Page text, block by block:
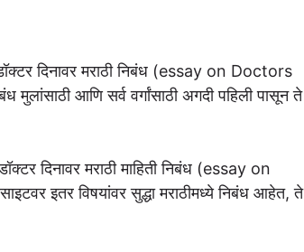
दिनावर मराठी निबंध (essay on Doctors
मुलांसाठी आणि सर्व वर्गांसाठी अगदी पहिली पासून ते
डॉक्टर दिनावर मराठी माहिती निबंध (essay on
इतर विषयांवर सुद्धा मराठीमध्ये निबंध आहेत, ते